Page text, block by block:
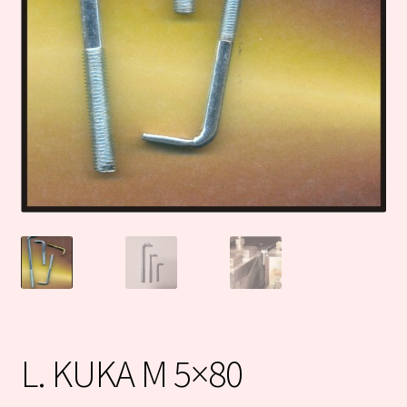
L. KUKA M 5×80